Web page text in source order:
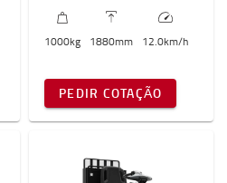
1000kg 1880mm 12.0km/h
PEDIR COTAÇÃO